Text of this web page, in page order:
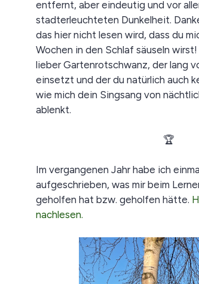
entfernt, aber eindeutig und vor
stadterleuchteten Dunkelheit.
das hier nicht lesen wird, dass du
Wochen in den Schlaf säuseln
lieber Gartenrotschwanz, der lang
einsetzt und der du natürlich auch
wie mich dein Singsang von
ablenkt.
🏆
Im vergangenen Jahr habe ich
aufgeschrieben, was mir beim
geholfen hat bzw. geholfen hätte.
nachlesen.